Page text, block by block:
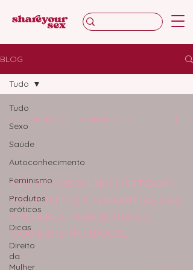
BLOG
Tudo
Sexo
Saúde
Autoconhecimento
Feminismo
Produtos
eróticos
Dicas
Direito
da
Mulher
Tudo
MÊS DO ORGULHO LGBTQIAP+:
OS DIREITOS E GARANTIAS DAS
MULHERES TRANSEXUAIS E
TRAVESTIS NO BRASIL
29 de jun. de 2022 10 min de leitura